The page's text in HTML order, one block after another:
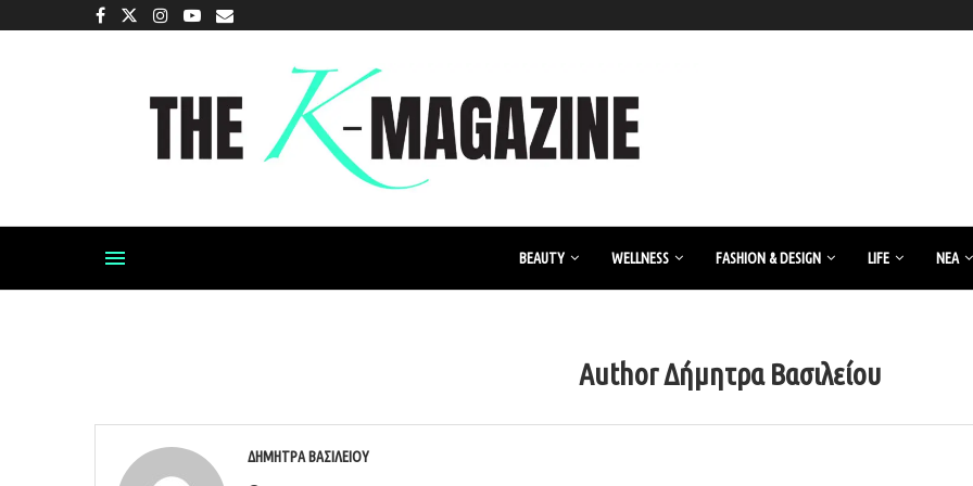
BEAUTY WELLNESS FASHION & DESIGN LIFE ΝΈΑ
AuthorΔήμητρα Βασιλείου
ΔΉΜΗΤΡΑ ΒΑΣΙΛΕΊΟΥ